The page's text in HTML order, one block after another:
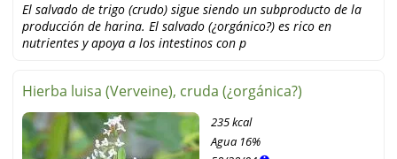
El salvado de trigo (crudo) sigue siendo un subproducto de la
producción de harina. El salvado (¿orgánico?) es rico en
nutrientes y apoya a los intestinos con p
Hierba luisa (Verveine), cruda (¿orgánica?)
235 kcal
Agua 16%